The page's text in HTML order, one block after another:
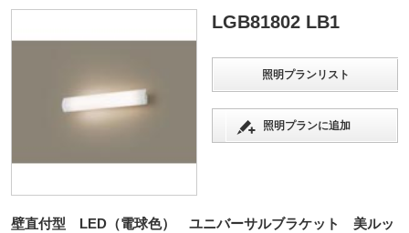
LGB81802 LB1
照明プランリスト
照明プランに追加
壁直付型 LED（電球色） ユニバーサルブラケット 美ルッ